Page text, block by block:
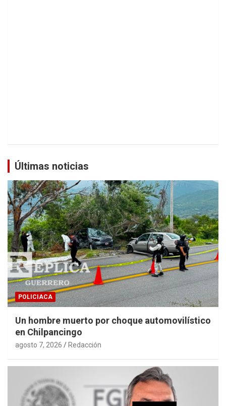
Últimas noticias
POLICIACA
Un hombre muerto por choque automovilístico
en Chilpancingo
agosto 7, 2026 Redacción